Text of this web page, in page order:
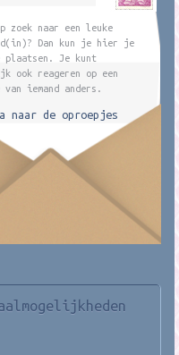
zoek naar een leuke
Dan kun je hier je
plaatsen. Je kunt
ook reageren op een
van iemand anders.
naar de oproepjes